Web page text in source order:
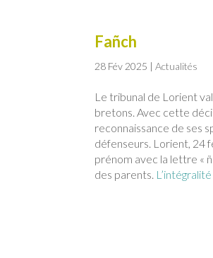
Fañch
28 Fév 2025 |Actualités
Le tribunal de Lorient
bretons. Avec cette
reconnaissance de ses
défenseurs. Lorient, 24
prénom avec la lettre «
des parents.